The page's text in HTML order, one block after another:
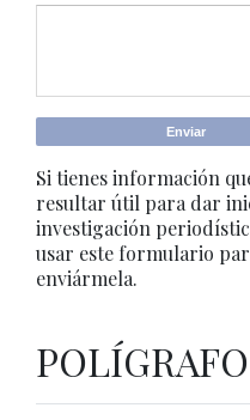
Si tienes información
resultar útil para dar
investigación
usar este formulario
enviármela.
POLÍGRAFO